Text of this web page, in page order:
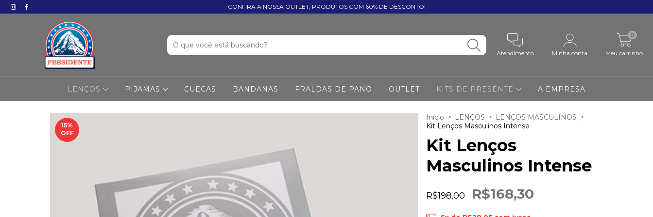
CONFIRA A NOSSA OUTLET, PRODUTOS COM 60% DE DESCONTO!
Atendimento Minha conta Meu carrinho
0
LENÇOS PIJAMAS CUECAS BANDANAS FRALDAS DE PANO OUTLET KITS DE PRESENTE A EMPRESA
15%
OFF
Início > LENÇOS > LENÇOS MASCULINOS >
Kit Lenços Masculinos Intense
Kit Lenços
Masculinos Intense
R$198,00 R$168,30